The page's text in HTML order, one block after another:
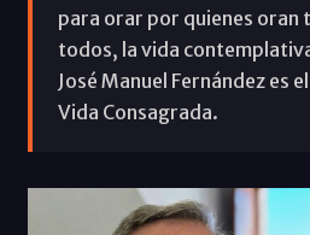
para orar por quienes oran
todos, la vida
José Manuel Fernández es
Vida Consagrada.